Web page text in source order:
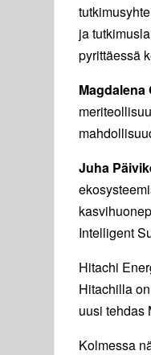
ja
pyrittäessä
Magdalena
Juha
Intelligent
Hitachi
Hitachilla
uusi tehdas
Kolmessa